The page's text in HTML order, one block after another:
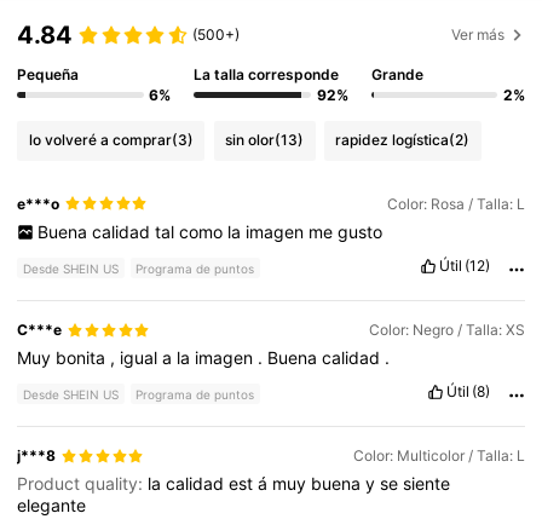
4.84 (500+) Ver más
Pequeña
6%
La talla corresponde
92%
Grande
2%
lo volveré a comprar(3) sin olor(13) rapidez logística(2)
e***o Color: Rosa / Talla: L
Buena calidad tal como la imagen me gusto
Desde SHEIN US Programa de puntos Útil (12)
C***e Color: Negro / Talla: XS
Muy bonita , iguala la imagen . Buenacalidad .
Desde SHEIN US Programa de puntos Útil (8)
j***8 Color: Multicolor / Talla: L
Product quality: lacalidadestá muy buenaysesiente
elegante